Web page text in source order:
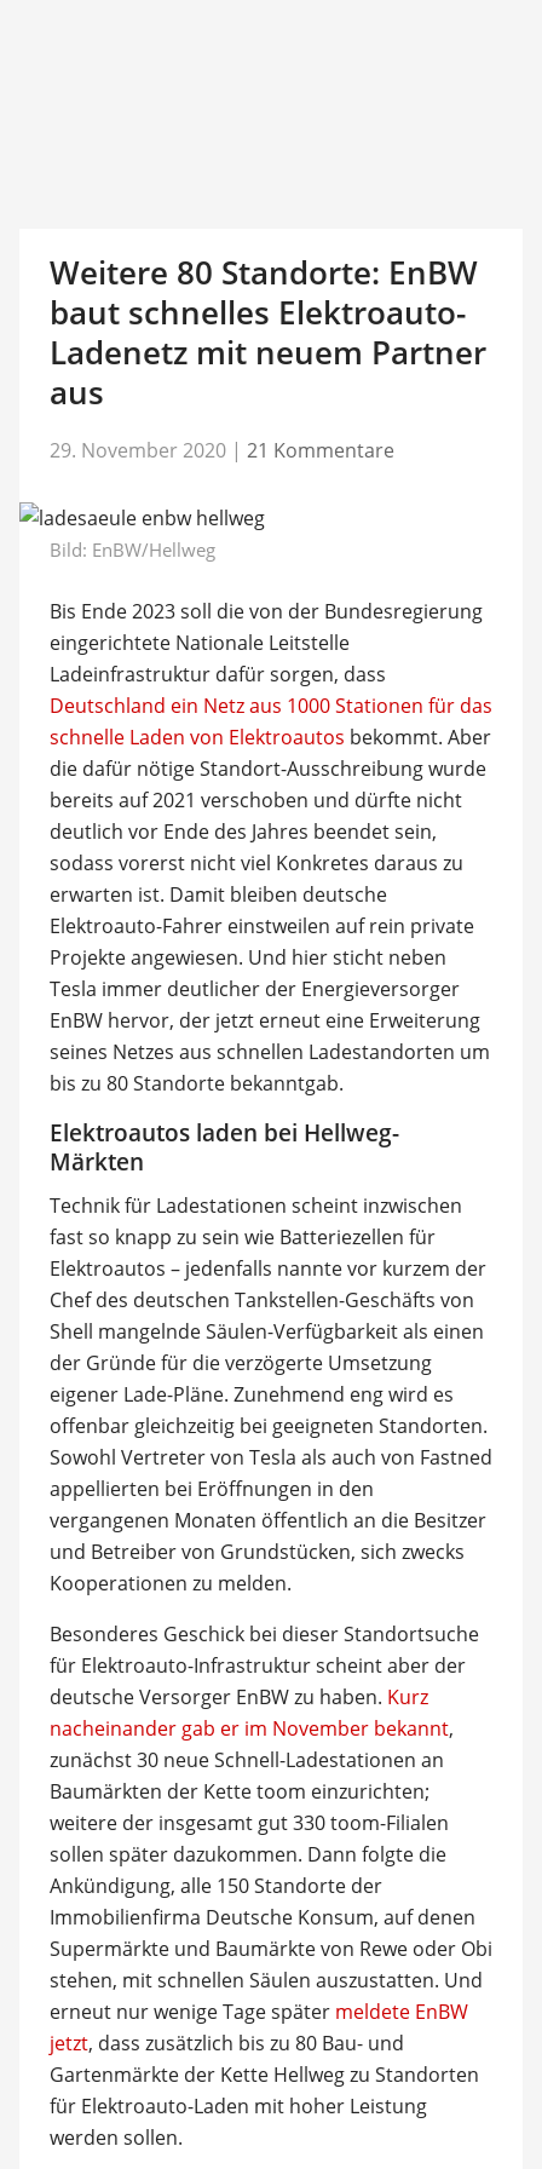
Weitere 80 Standorte: EnBW
baut schnelles Elektroauto-
Ladenetz mit neuem Partner
aus
29. November 2020 | 21 Kommentare
Bild: EnBW/Hellweg
Bis Ende 2023 soll die von der Bundesregierung
eingerichtete Nationale Leitstelle
Ladeinfrastruktur dafür sorgen, dass
Deutschland ein Netz aus 1000 Stationen für das
schnelle Laden von Elektroautos bekommt. Aber
die dafür nötige Standort-Ausschreibung wurde
bereits auf 2021 verschoben und dürfte nicht
deutlich vor Ende des Jahres beendet sein,
sodass vorerst nicht viel Konkretes daraus zu
erwarten ist. Damit bleiben deutsche
Elektroauto-Fahrer einstweilen auf rein private
Projekte angewiesen. Und hier sticht neben
Tesla immer deutlicher der Energieversorger
EnBW hervor, der jetzt erneut eine Erweiterung
seines Netzes aus schnellen Ladestandorten um
bis zu 80 Standorte bekanntgab.
Elektroautos laden bei Hellweg-
Märkten
Technik für Ladestationen scheint inzwischen
fast so knapp zu sein wie Batteriezellen für
Elektroautos – jedenfalls nannte vor kurzem der
Chef des deutschen Tankstellen-Geschäfts von
Shell mangelnde Säulen-Verfügbarkeit als einen
der Gründe für die verzögerte Umsetzung
eigener Lade-Pläne. Zunehmend eng wird es
offenbar gleichzeitig bei geeigneten Standorten.
Sowohl Vertreter von Tesla als auch von Fastned
appellierten bei Eröffnungen in den
vergangenen Monaten öffentlich an die Besitzer
und Betreiber von Grundstücken, sich zwecks
Kooperationen zu melden.
Besonderes Geschick bei dieser Standortsuche
für Elektroauto-Infrastruktur scheint aber der
deutsche Versorger EnBW zu haben. Kurz
nacheinander gab er im November bekannt,
zunächst 30 neue Schnell-Ladestationen an
Baumärkten der Kette toom einzurichten;
weitere der insgesamt gut 330 toom-Filialen
sollen später dazukommen. Dann folgte die
Ankündigung, alle 150 Standorte der
Immobilienfirma Deutsche Konsum, auf denen
Supermärkte und Baumärkte von Rewe oder Obi
stehen, mit schnellen Säulen auszustatten. Und
erneut nur wenige Tage später meldete EnBW
jetzt, dass zusätzlich bis zu 80 Bau- und
Gartenmärkte der Kette Hellweg zu Standorten
für Elektroauto-Laden mit hoher Leistung
werden sollen.